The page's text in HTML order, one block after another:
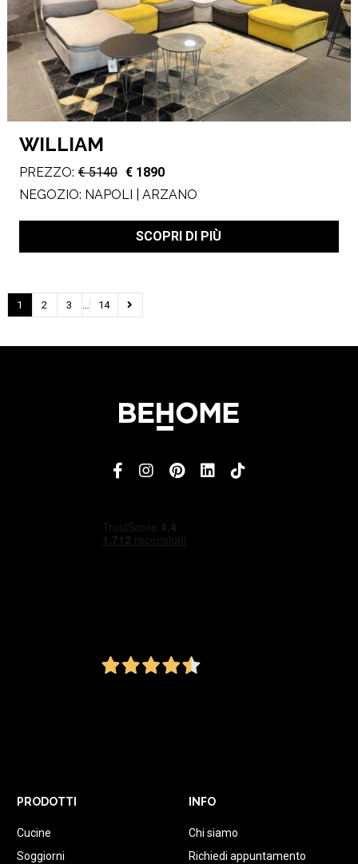
WILLIAM
PREZZO: € 5140 € 1890
NEGOZIO: NAPOLI | ARZANO
SCOPRI DI PIÙ
1 2 3 … 14
PRODOTTI
Cucine
Soggiorni
INFO
Chi siamo
Richiedi appuntamento